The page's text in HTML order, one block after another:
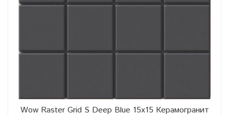
Wow Raster Grid S Deep Blue 15x15 Керамогранит